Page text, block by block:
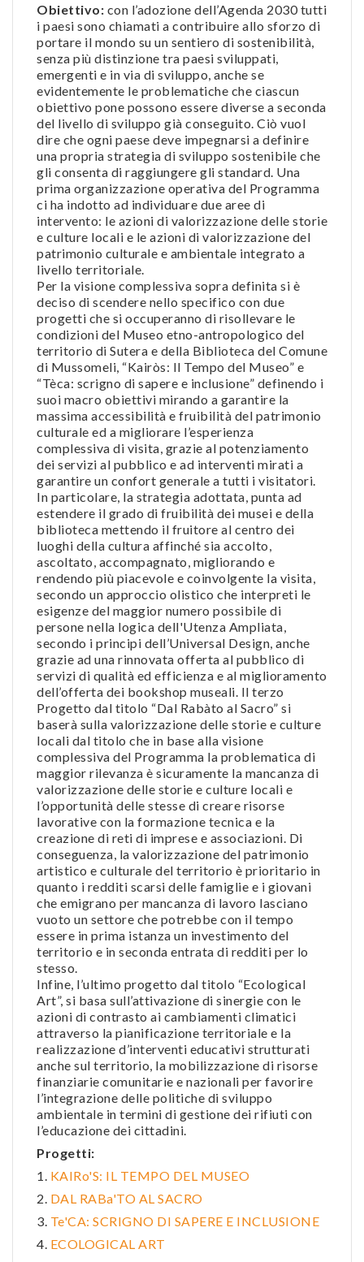
Obiettivo: con l’adozione dell’Agenda 2030 tutti
i paesi sono chiamati a contribuire allo sforzo di
portare il mondo su un sentiero di sostenibilità,
senza più distinzione tra paesi sviluppati,
emergenti e in via di sviluppo, anche se
evidentemente le problematiche che ciascun
obiettivo pone possono essere diverse a seconda
del livello di sviluppo già conseguito. Ciò vuol
dire che ogni paese deve impegnarsi a definire
una propria strategia di sviluppo sostenibile che
gli consenta di raggiungere gli standard. Una
prima organizzazione operativa del Programma
ci ha indotto ad individuare due aree di
intervento: le azioni di valorizzazione delle storie
e culture locali e le azioni di valorizzazione del
patrimonio culturale e ambientale integrato a
livello territoriale.
Per la visione complessiva sopra definita si è
deciso di scendere nello specifico con due
progetti che si occuperanno di risollevare le
condizioni del Museo etno-antropologico del
territorio di Sutera e della Biblioteca del Comune
di Mussomeli, “Kairòs: Il Tempo del Museo” e
“Tèca: scrigno di sapere e inclusione” definendo i
suoi macro obiettivi mirando a garantire la
massima accessibilità e fruibilità del patrimonio
culturale ed a migliorare l’esperienza
complessiva di visita, grazie al potenziamento
dei servizi al pubblico e ad interventi mirati a
garantire un confort generale a tutti i visitatori.
In particolare, la strategia adottata, punta ad
estendere il grado di fruibilità dei musei e della
biblioteca mettendo il fruitore al centro dei
luoghi della cultura affinché sia accolto,
ascoltato, accompagnato, migliorando e
rendendo più piacevole e coinvolgente la visita,
secondo un approccio olistico che interpreti le
esigenze del maggior numero possibile di
persone nella logica dell'Utenza Ampliata,
secondo i principi dell’Universal Design, anche
grazie ad una rinnovata offerta al pubblico di
servizi di qualità ed efficienza e al miglioramento
dell’offerta dei bookshop museali. Il terzo
Progetto dal titolo “Dal Rabàto al Sacro” si
baserà sulla valorizzazione delle storie e culture
locali dal titolo che in base alla visione
complessiva del Programma la problematica di
maggior rilevanza è sicuramente la mancanza di
valorizzazione delle storie e culture locali e
l’opportunità delle stesse di creare risorse
lavorative con la formazione tecnica e la
creazione di reti di imprese e associazioni. Di
conseguenza, la valorizzazione del patrimonio
artistico e culturale del territorio è prioritario in
quanto i redditi scarsi delle famiglie e i giovani
che emigrano per mancanza di lavoro lasciano
vuoto un settore che potrebbe con il tempo
essere in prima istanza un investimento del
territorio e in seconda entrata di redditi per lo
stesso.
Infine, l’ultimo progetto dal titolo “Ecological
Art”, si basa sull’attivazione di sinergie con le
azioni di contrasto ai cambiamenti climatici
attraverso la pianificazione territoriale e la
realizzazione d’interventi educativi strutturati
anche sul territorio, la mobilizzazione di risorse
finanziarie comunitarie e nazionali per favorire
l’integrazione delle politiche di sviluppo
ambientale in termini di gestione dei rifiuti con
l’educazione dei cittadini.
Progetti:
1. KAIRo'S: IL TEMPO DEL MUSEO
2. DAL RABa'TO AL SACRO
3. Te'CA: SCRIGNO DI SAPERE E INCLUSIONE
4. ECOLOGICAL ART